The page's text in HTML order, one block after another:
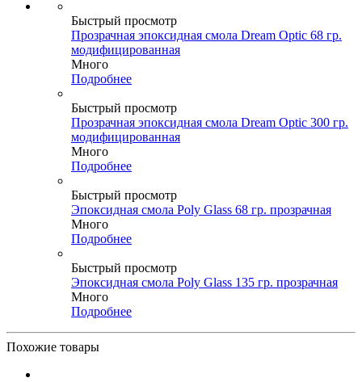
Быстрый просмотр
Прозрачная эпоксидная смола Dream Optic 68 гр.
модифицированная
Много
Подробнее
Быстрый просмотр
Прозрачная эпоксидная смола Dream Optic 300 гр.
модифицированная
Много
Подробнее
Быстрый просмотр
Эпоксидная смола Poly Glass 68 гр. прозрачная
Много
Подробнее
Быстрый просмотр
Эпоксидная смола Poly Glass 135 гр. прозрачная
Много
Подробнее
Похожие товары